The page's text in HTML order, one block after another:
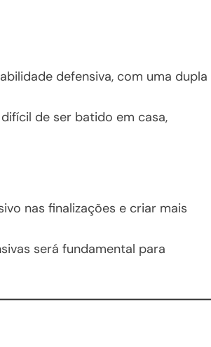
defensiva, com uma dupla
de ser batido em casa,
nas finalizações e criar mais
será fundamental para